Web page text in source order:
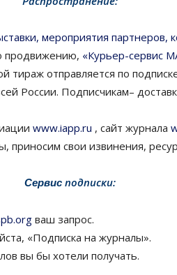
мероприятия партнеров,
продвижению, «Курьер-сервис
тираж отправляется по
России. Подписчикам–
www.iapp.ru , сайт журнала
приносим свои извинения,
Сервис подписки:
ваш запрос.
«Подписка на журналы».
вы бы хотели получать.